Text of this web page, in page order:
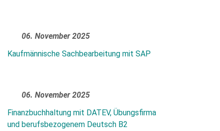
06. November 2025
Kaufmännische Sachbearbeitung mit SAP
06. November 2025
Finanzbuchhaltung mit DATEV, Übungsfirma
und berufsbezogenem Deutsch B2
Bitte
füllen